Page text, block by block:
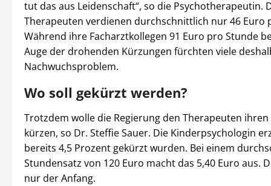
tut das aus Leidenschaft“, so die Psychotherapeutin.
Therapeuten verdienen durchschnittlich nur 46 Euro
Während ihre Facharztkollegen 91 Euro pro Stunde
Auge der drohenden Kürzungen fürchten viele
Nachwuchsproblem.
Wo soll gekürzt werden?
Trotzdem wolle die Regierung den Therapeuten
kürzen, so Dr. Steffie Sauer. Die Kinderpsychologin
bereits 4,5 Prozent gekürzt wurden. Bei einem
Stundensatz von 120 Euro macht das 5,40 Euro aus.
nur der Anfang.